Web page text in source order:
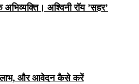
अश्विनी रॉय ’सहर’
लाभ, और आवेदन कैसे करें